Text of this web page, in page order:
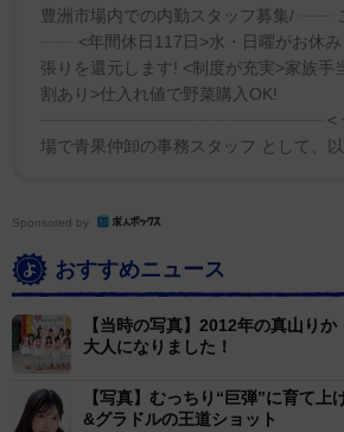
豊洲市場内での内勤スタッフ募集/ ┈┈
┈┈ <年間休日117日>水・日曜がお休
張りを還元します! <制度が充実>家族手
割あり>仕入れ値で野菜購入OK!
┈┈┈┈┈┈┈┈┈┈┈┈┈┈┈┈┈ < 仕事
場で青果仲卸の事務スタッフ として、以
Sponsored by
おすすめニュース
【当時の写真】2012年の真山り
大人になりました！
【写真】むっちり“巨弾”に育て
&グラドルの王道ショット